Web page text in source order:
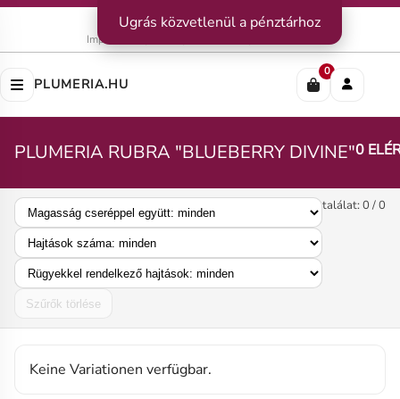
Kapcsolat|Szállítás|Fizetési módok
Impresszum
PLUMERIA.HU
0
PLUMERIA RUBRA "BLUEBERRY DIVINE"0
Szűrők törlése
találat: 0 / 0
Keine Variationen verfügbar.
Ugrás közvetlenül a pénztárhoz